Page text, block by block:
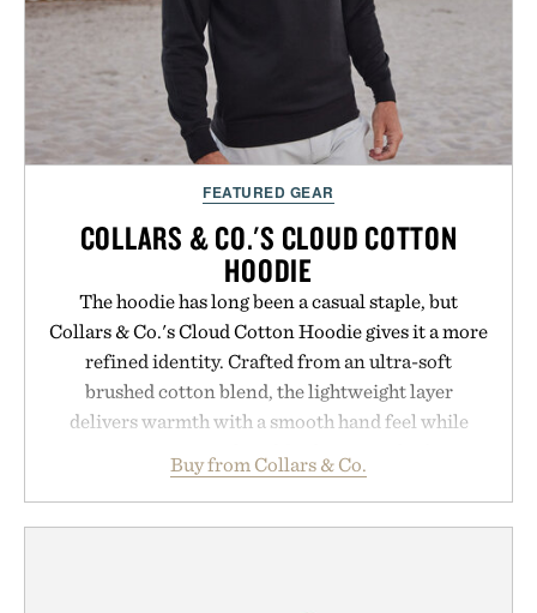
FEATURED GEAR
COLLARS & CO.'S CLOUD COTTON
HOODIE
The hoodie has long been a casual staple, but
Collars & Co.'s Cloud Cotton Hoodie gives it a more
refined identity. Crafted from an ultra-soft
brushed cotton blend, the lightweight layer
delivers warmth with a smooth hand feel while
oversized. Ribbed cuffs and hem, a cleaner
silhouette, and an elevated finish make it just as
Buy from Collars & Co.